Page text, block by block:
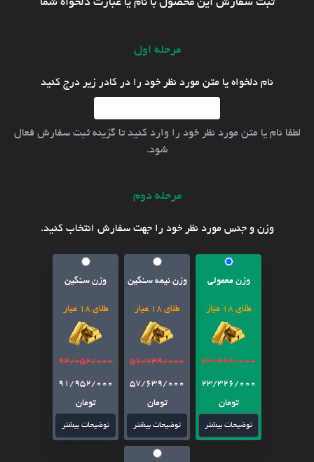
ثبت سفارش این محصول با نام یا عبارت دلخواه شما
مرحله اول
نام دلخواه یا متن مورد نظر خود را در کادر زیر درج کنید
لطفا نام یا متن مورد نظر خود را وارد کنید تا گزینه ثبت سفارش فعال
شود.
مرحله دوم
وزن و جنس مورد نظر خود را جهت سفارش انتخاب کنید.
وزن معمولی
طلای 18 عیار
23/426/000
23/326/000
تومان
توضیحات بیشتر
وزن نیمه سنگین
طلای 18 عیار
57/739/000
57/639/000
تومان
توضیحات بیشتر
وزن سنگین
طلای 18 عیار
92/052/000
91/952/000
تومان
توضیحات بیشتر